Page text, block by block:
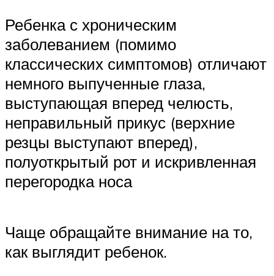
Ребенка с хроническим
заболеванием (помимо
классических симптомов) отличают
немного выпученные глаза,
выступающая вперед челюсть,
неправильный прикус (верхние
резцы выступают вперед),
полуоткрытый рот и искривленная
перегородка носа
Чаще обращайте внимание на то,
как выглядит ребенок.